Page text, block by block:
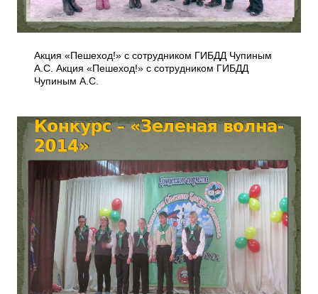
Акция «Пешеход!» с сотрудником ГИБДД Чупиным
А.С. Акция «Пешеход!» с сотрудником ГИБДД
Чупиным А.С.